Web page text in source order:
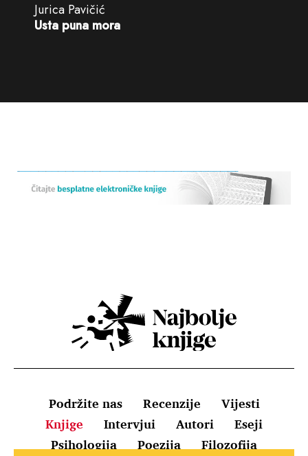
Jurica Pavičić
Usta puna mora
Podržite nas Recenzije
Vijesti
Knjige
Intervjui Autori
Eseji
Psihologija
Poezija Filozofija